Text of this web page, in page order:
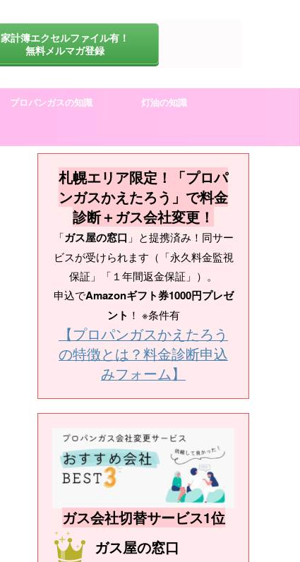
家計簿エクセルファイル有！
無料メルマガ登録
プロパンガスの知識 灯油の知識
札幌エリア限定！「プロパ
ンガスかえたろう」で料金
診断＋ガス会社変更！
「ガス屋の窓口 」と提携済み！同サー
ビスが受けられます（「永久料金監視
保証」「１年間返金保証」）。
申込でAmazonギフト券1000円プレゼ
ント ！ ※条件有
【プロパンガスかえたろう
の特徴とは？料金診断申込
みフォーム】
ガス会社切替サービス1位
ガス屋の窓口